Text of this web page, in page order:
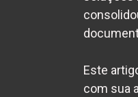
Este
com sua